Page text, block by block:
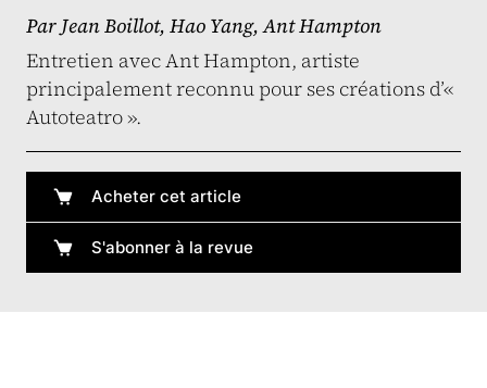
Par Jean Boillot, Hao Yang,Ant Hampton
Entretien avec Ant Hampton, artiste
principalement reconnu pour ses créations d’«
Autoteatro ».
Acheter cet article
S'abonner à la revue